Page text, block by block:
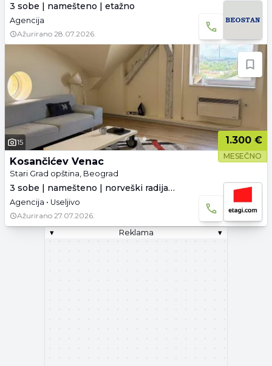
3 sobe | namešteno | etažno
Agencija
Ažurirano 28.07.2026.
15 1.300 €
MESEČNO
Kosančićev Venac
Stari Grad opština, Beograd
3 sobe | namešteno | norveški radijatori
Agencija • Useljivo
Ažurirano 27.07.2026.
▾
Reklama ▾